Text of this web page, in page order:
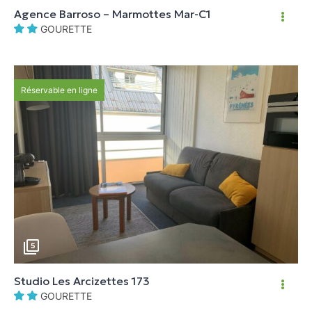
Agence Barroso – Marmottes Mar-C1
GOURETTE
Réservable en ligne
5
Studio Les Arcizettes 173
GOURETTE